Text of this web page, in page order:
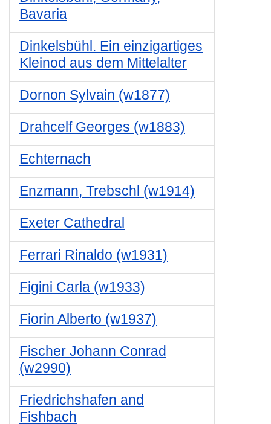
Bavaria
Dinkelsbühl. Ein einzigartiges
Kleinod aus dem Mittelalter
Dornon Sylvain (w1877)
Drahcelf Georges (w1883)
Echternach
Enzmann, Trebschl (w1914)
Exeter Cathedral
Ferrari Rinaldo (w1931)
Figini Carla (w1933)
Fiorin Alberto (w1937)
Fischer Johann Conrad
(w2990)
Friedrichshafen and
Fishbach